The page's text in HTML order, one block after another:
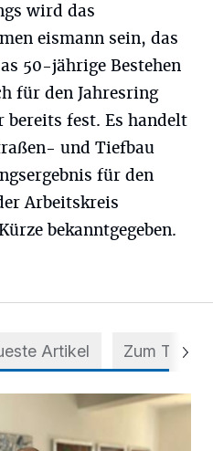
wird das
eismann sein, das
50-jährige Bestehen
für den Jahresring
bereits fest. Es handelt
und Tiefbau
für den
Arbeitskreis
bekanntgegeben.
Artikel Zum Thema